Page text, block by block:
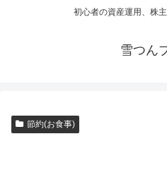
初心者の資産運用、株
雪つん
節約(お食事)